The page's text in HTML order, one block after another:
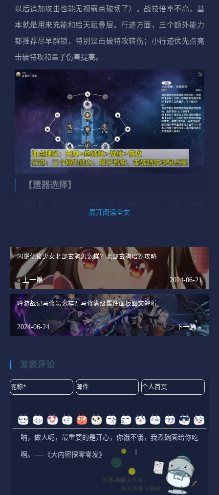
以后追加攻击也能无视弱点破韧了）。战技倍率不高，基
本就是用来充能和给天赋叠层。行迹方面，三个额外能力
都推荐尽早解锁，特别是击破特攻转伤；小行迹优先点亮
击破特攻和量子伤害提高。
【遗器选择】
内圈推荐：萨尔索图=盗贼公国塔利亚。萨尔索图主要是加
的直伤；相比之下，盗贼套总共能加36%击破，对于主打
击破的雪衣伤害加成更高，还能转化为等额的增伤。不过
考虑到可能大家都没怎么刷盗贼套，以及二段效果需要堆1
45速度，所以推荐度和萨尔索图一样，有哪套词条好的就
-- 展开阅读全文 --
闪耀优俊少女北部玄驹怎么样？北部玄驹培养攻略
« 上一篇 2024-06-21
吟游战记马修怎么样？马修满级属性面板图文解析
下一篇 »
2024-06-24
发表评论